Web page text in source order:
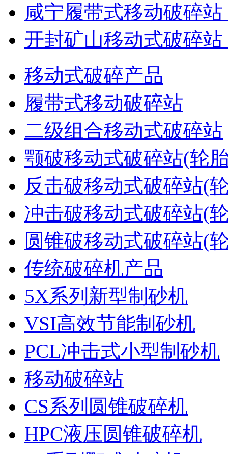
咸宁履带式移动破碎
开封矿山移动式破碎
移动式破碎产品
履带式移动破碎站
二级组合移动式破碎站
颚破移动式破碎站(轮
反击破移动式破碎站(
冲击破移动式破碎站(
圆锥破移动式破碎站(
传统破碎机产品
5X系列新型制砂机
VSI高效节能制砂机
PCL冲击式小型制砂机
移动破碎站
CS系列圆锥破碎机
HPC液压圆锥破碎机